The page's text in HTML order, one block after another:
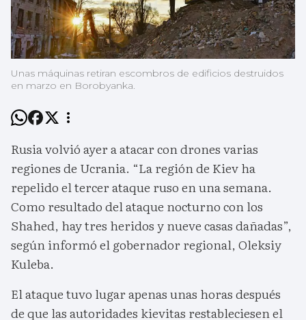
Unas máquinas retiran escombros de edificios destruidos
en marzo en Borobyanka.
Rusia volvió ayer a atacar con drones varias
regiones de Ucrania. “La región de Kiev ha
repelido el tercer ataque ruso en una semana.
Como resultado del ataque nocturno con los
Shahed, hay tres heridos y nueve casas dañadas”,
según informó el gobernador regional, Oleksiy
Kuleba.
El ataque tuvo lugar apenas unas horas después
de que las autoridades kievitas restableciesen el